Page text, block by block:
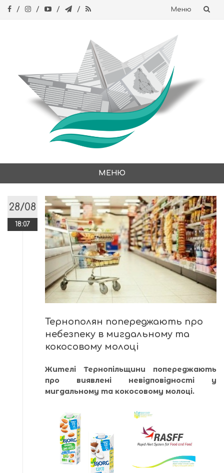
Меню
МЕНЮ
content
28/08
18:07
Тернополян попереджають про
небезпеку в мигдальному та
кокосовому молоці
Жителі Тернопільщини попереджають
про виявлені невідповідності у
мигдальному та кокосовому молоці.